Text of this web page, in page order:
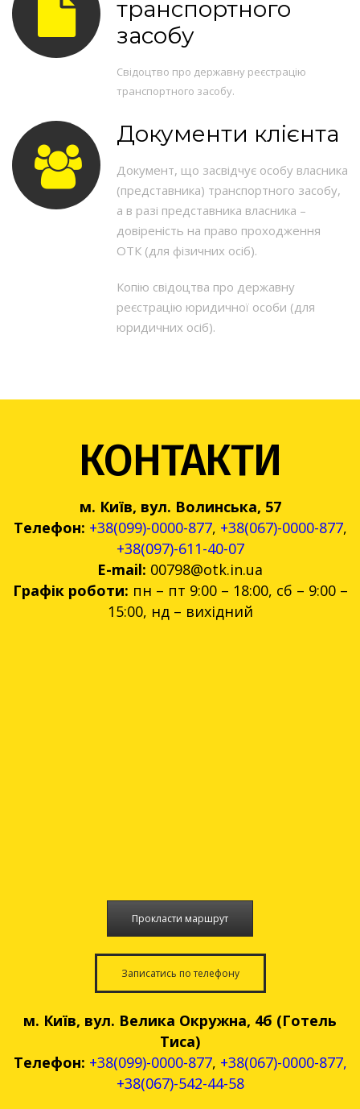
транспортного
засобу
Свідоцтво про державну реєстрацію
транспортного засобу.
Документи клієнта
Документ, що засвідчує особу власника
(представника) транспортного засобу,
а в разі представника власника –
довіреність на право проходження
ОТК (для фізичних осіб).
Копію свідоцтва про державну
реєстрацію юридичної особи (для
юридичних осіб).
КОНТАКТИ
м. Київ, вул. Волинська, 57
Телефон: +38(099)-0000-877, +38(067)-0000-877,
+38(097)-611-40-07
E-mail: 00798@otk.in.ua
Графік роботи: пн – пт 9:00 – 18:00, сб – 9:00 –
15:00, нд – вихідний
Прокласти маршрут
Записатись по телефону
м. Київ, вул. Велика Окружна, 4б (Готель
Тиса)
Телефон: +38(099)-0000-877, +38(067)-0000-877,
+38(067)-542-44-58